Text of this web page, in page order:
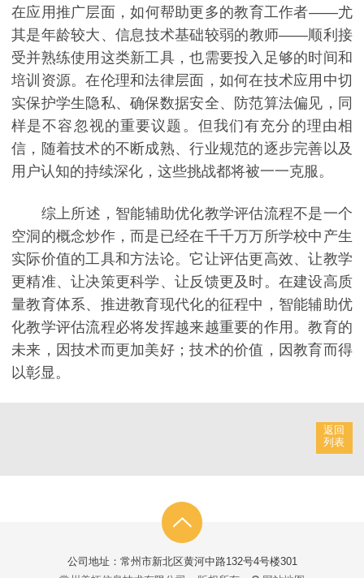
在应用推广层面，如何帮助更多的教育工作者——尤
其是年龄较大、信息技术基础较弱的教师——顺利接
受并熟练使用这类新工具，也需要投入足够的时间和
培训资源。在伦理和法律层面，如何在技术应用中切
实保护学生隐私、确保数据安全、防范算法偏见，同
样是不容忽视的重要议题。但我们有充分的理由相
信，随着技术的不断成熟、行业规范的逐步完善以及
用户认知的持续深化，这些挑战都将被一一克服。
综上所述，智能辅助优化教学评估流程不是一个
空洞的概念炒作，而是已经在千千万万所学校中产生
实际价值的工具和方法论。它让评估更高效、让教学
更精准、让决策更科学、让反馈更及时。在建设高质
量教育体系、推进教育现代化的征程中，智能辅助优
化教学评估流程必将发挥越来越重要的作用。教育的
未来，因技术而更加美好；技术的价值，因教育而得
以彰显。
返回
列表
公司地址：常州市新北区黄河中路132号4号楼301